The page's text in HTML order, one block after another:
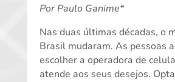
Por Paulo Ganime*
Nas duas últimas décadas, o
Brasil mudaram. As pessoas
escolher a operadora de
atende aos seus desejos.